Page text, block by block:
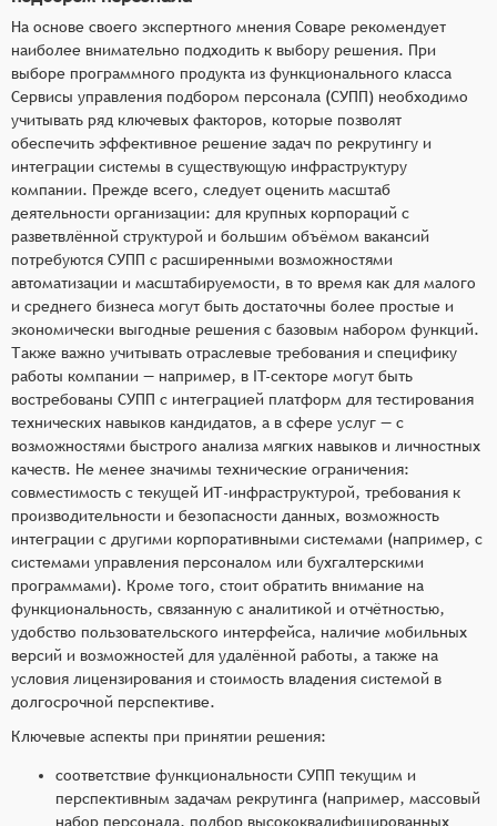
На основе своего экспертного мнения Соваре рекомендует
наиболее внимательно подходить к выбору решения. При
выборе программного продукта из функционального класса
Сервисы управления подбором персонала (СУПП) необходимо
учитывать ряд ключевых факторов, которые позволят
обеспечить эффективное решение задач по рекрутингу и
интеграции системы в существующую инфраструктуру
компании. Прежде всего, следует оценить масштаб
деятельности организации: для крупных корпораций с
разветвлённой структурой и большим объёмом вакансий
потребуются СУПП с расширенными возможностями
автоматизации и масштабируемости, в то время как для малого
и среднего бизнеса могут быть достаточны более простые и
экономически выгодные решения с базовым набором функций.
Также важно учитывать отраслевые требования и специфику
работы компании — например, в IT-секторе могут быть
востребованы СУПП с интеграцией платформ для тестирования
технических навыков кандидатов, а в сфере услуг — с
возможностями быстрого анализа мягких навыков и личностных
качеств. Не менее значимы технические ограничения:
совместимость с текущей ИТ-инфраструктурой, требования к
производительности и безопасности данных, возможность
интеграции с другими корпоративными системами (например, с
системами управления персоналом или бухгалтерскими
программами). Кроме того, стоит обратить внимание на
функциональность, связанную с аналитикой и отчётностью,
удобство пользовательского интерфейса, наличие мобильных
версий и возможностей для удалённой работы, а также на
условия лицензирования и стоимость владения системой в
долгосрочной перспективе.
Ключевые аспекты при принятии решения:
соответствие функциональности СУПП текущим и
перспективным задачам рекрутинга (например, массовый
набор персонала, подбор высококвалифицированных